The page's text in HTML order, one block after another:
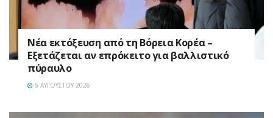
Νέα εκτόξευση από τη Βόρεια Κορέα –
Εξετάζεται αν επρόκειτο για βαλλιστικό
πύραυλο
6 ΑΥΓΟΎΣΤΟΥ 2026